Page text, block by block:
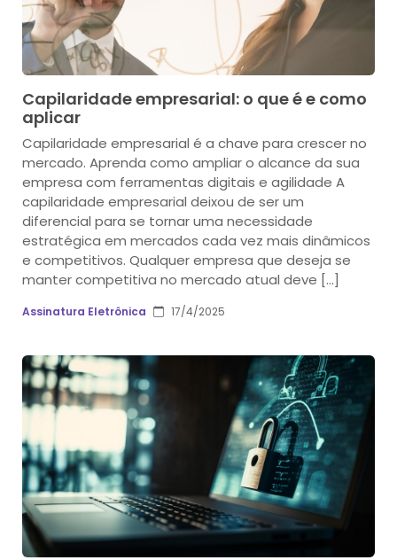
Capilaridade empresarial: o que é e como
aplicar
Capilaridade empresarial é a chave para crescer no
mercado. Aprenda como ampliar o alcance da sua
empresa com ferramentas digitais e agilidade A
capilaridade empresarial deixou de ser um
diferencial para se tornar uma necessidade
estratégica em mercados cada vez mais dinâmicos
e competitivos. Qualquer empresa que deseja se
manter competitiva no mercado atual deve […]
Assinatura Eletrônica 17/4/2025